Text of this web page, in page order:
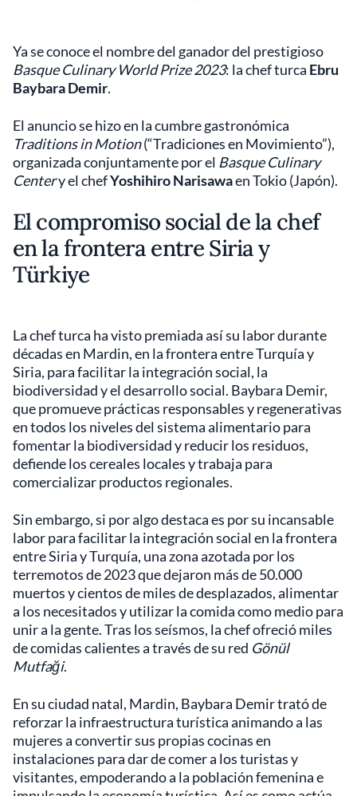
Ya se conoce el nombre del ganador del prestigioso
Basque Culinary World Prize 2023: la chef turca Ebru
Baybara Demir.
El anuncio se hizo en la cumbre gastronómica
Traditions in Motion(“Tradiciones en Movimiento”),
organizada conjuntamente por el Basque Culinary
Centery el chefYoshihiro Narisawaen Tokio (Japón).
El compromiso social de la chef
en la frontera entre Siria y
Türkiye
La chef turca ha visto premiada así su labor durante
décadas en Mardin, en la frontera entre Turquía y
Siria, para facilitar la integración social, la
biodiversidad y el desarrollo social. Baybara Demir,
que promueve prácticas responsables y regenerativas
en todos los niveles del sistema alimentario para
fomentar la biodiversidad y reducir los residuos,
defiende los cereales locales y trabaja para
comercializar productos regionales.
Sin embargo, si por algo destaca es por su incansable
labor para facilitar la integración social en la frontera
entre Siria y Turquía, una zona azotada por los
terremotos de 2023 que dejaron más de 50.000
muertos y cientos de miles de desplazados, alimentar
a los necesitados y utilizar la comida como medio para
unir a la gente. Tras los seísmos, la chef ofreció miles
de comidas calientes a través de su red Gönül
Mutfaği.
En su ciudad natal, Mardin, Baybara Demir trató de
reforzar la infraestructura turística animando a las
mujeres a convertir sus propias cocinas en
instalaciones para dar de comer a los turistas y
visitantes, empoderando a la población femenina e